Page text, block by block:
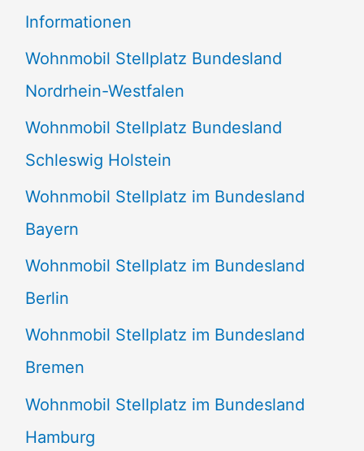
n
n
a
c
h
:
Informationen
Wohnmobil Stellplatz Bundesland
Nordrhein-Westfalen
Wohnmobil Stellplatz Bundesland
Schleswig Holstein
Wohnmobil Stellplatz im Bundesland
Bayern
Wohnmobil Stellplatz im Bundesland
Berlin
Wohnmobil Stellplatz im Bundesland
Bremen
Wohnmobil Stellplatz im Bundesland
Hamburg